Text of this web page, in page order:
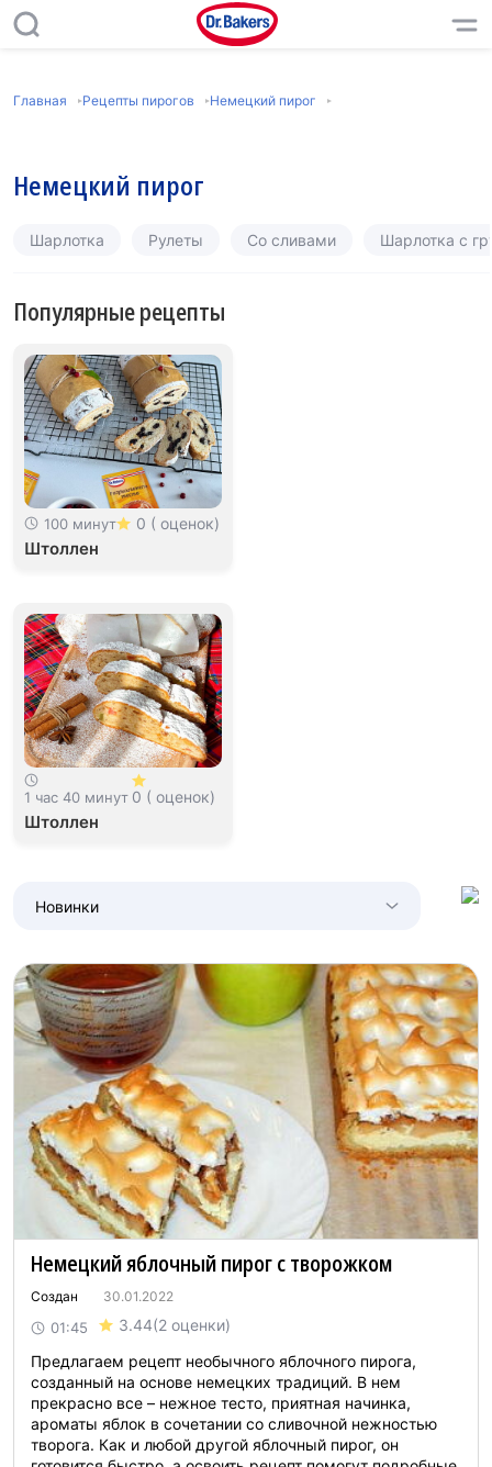
Главная Рецепты пирогов Немецкий пирог
Немецкий пирог
Шарлотка Рулеты Со сливами Шарлотка с
Популярные рецепты
100 минут 0 ( оценок)
Штоллен
1 час 40 минут 0 ( оценок)
Штоллен
Новинки
Немецкий яблочный пирог с творожком
Создан 30.01.2022
01:45 3.44(2 оценки)
Предлагаем рецепт необычного яблочного пирога,
созданный на основе немецких традиций. В нем
прекрасно все – нежное тесто, приятная начинка,
ароматы яблок в сочетании со сливочной нежностью
творога. Как и любой другой яблочный пирог, он